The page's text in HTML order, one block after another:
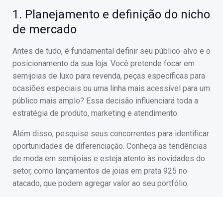
1. Planejamento e definição do nicho
de mercado
Antes de tudo, é fundamental definir seu público-alvo e o
posicionamento da sua loja. Você pretende focar em
semijoias de luxo para revenda, peças específicas para
ocasiões especiais ou uma linha mais acessível para um
público mais amplo? Essa decisão influenciará toda a
estratégia de produto, marketing e atendimento.
Além disso, pesquise seus concorrentes para identificar
oportunidades de diferenciação. Conheça as tendências
de moda em semijoias e esteja atento às novidades do
setor, como lançamentos de joias em prata 925 no
atacado, que podem agregar valor ao seu portfólio.